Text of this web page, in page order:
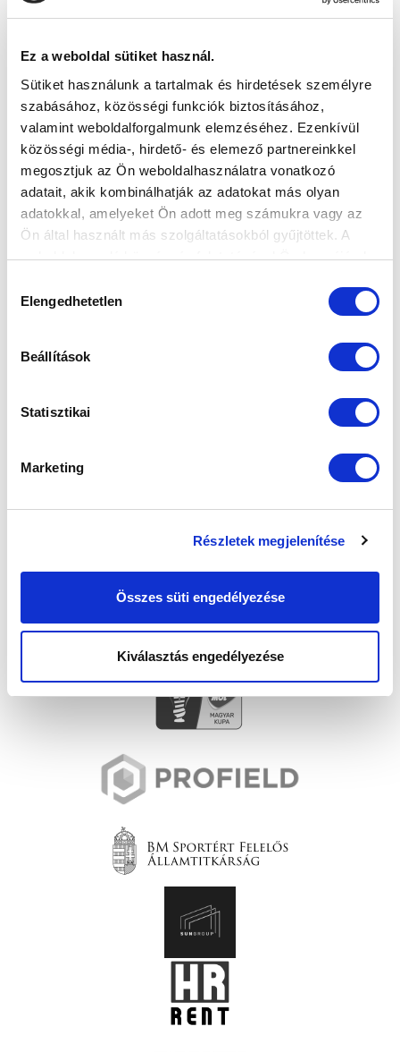
Ez a weboldal sütiket használ.
Sütiket használunk a tartalmak és hirdetések személyre
szabásához, közösségi funkciók biztosításához,
valamint weboldalforgalmunk elemzéséhez. Ezenkívül
közösségi média-, hirdető- és elemező partnereinkkel
megosztjuk az Ön weboldalhasználatra vonatkozó
adatait, akik kombinálhatják az adatokat más olyan
adatokkal, amelyeket Ön adott meg számukra vagy az
Ön által használt más szolgáltatásokból gyűjtöttek. A
weboldalon való böngészés folytatásával Ön hozzájárul a
kiválasztása
Elengedhetetlen
Beállítások
Statisztikai
Marketing
Részletek megjelenítése
Összes süti engedélyezése
Kiválasztás engedélyezése
VS
MTK BUDAPEST HÍRLEVÉL
Ne maradjon le egy eseményről sem! Iratkozzon fel ingyenes
hírlevelünkre:
Elfogadom az